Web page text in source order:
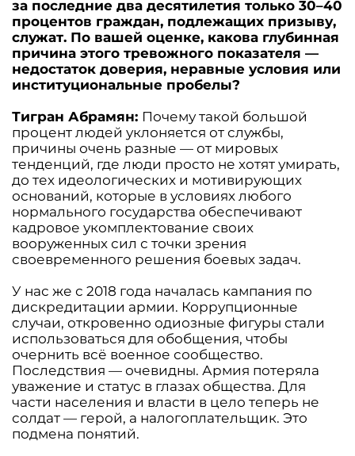
за последние два десятилетия только 30–40
процентов граждан, подлежащих призыву,
служат. По вашей оценке, какова глубинная
причина этого тревожного показателя —
недостаток доверия, неравные условия или
институциональные пробелы?
Тигран Абрамян: Почему такой большой
процент людей уклоняется от службы,
причины очень разные — от мировых
тенденций, где люди просто не хотят умирать,
до тех идеологических и мотивирующих
оснований, которые в условиях любого
нормального государства обеспечивают
кадровое укомплектование своих
вооруженных сил с точки зрения
своевременного решения боевых задач.
У нас же с 2018 года началась кампания по
дискредитации армии. Коррупционные
случаи, откровенно одиозные фигуры стали
использоваться для обобщения, чтобы
очернить всё военное сообщество.
Последствия — очевидны. Армия потеряла
уважение и статус в глазах общества. Для
части населения и власти в цело теперь не
солдат — герой, а налогоплательщик. Это
подмена понятий.